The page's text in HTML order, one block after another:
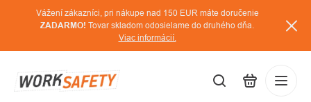
Vážení zákazníci, pri nákupe nad 150 EUR máte doručenie
ZADARMO! Tovar skladom odosielame do druhého dňa.
Viac informácií.